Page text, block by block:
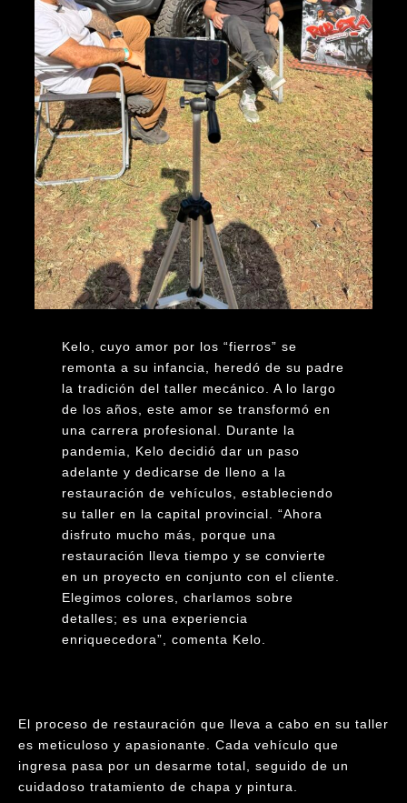
Kelo, cuyo amor por los “fierros” se
remonta a su infancia, heredó de su padre
la tradición del taller mecánico. A lo largo
de los años, este amor se transformó en
una carrera profesional. Durante la
pandemia, Kelo decidió dar un paso
adelante y dedicarse de lleno a la
restauración de vehículos, estableciendo
su taller en la capital provincial. “Ahora
disfruto mucho más, porque una
restauración lleva tiempo y se convierte
en un proyecto en conjunto con el cliente.
Elegimos colores, charlamos sobre
detalles; es una experiencia
enriquecedora”, comenta Kelo.
El proceso de restauración que lleva a cabo en su taller
es meticuloso y apasionante. Cada vehículo que
ingresa pasa por un desarme total, seguido de un
cuidadoso tratamiento de chapa y pintura.